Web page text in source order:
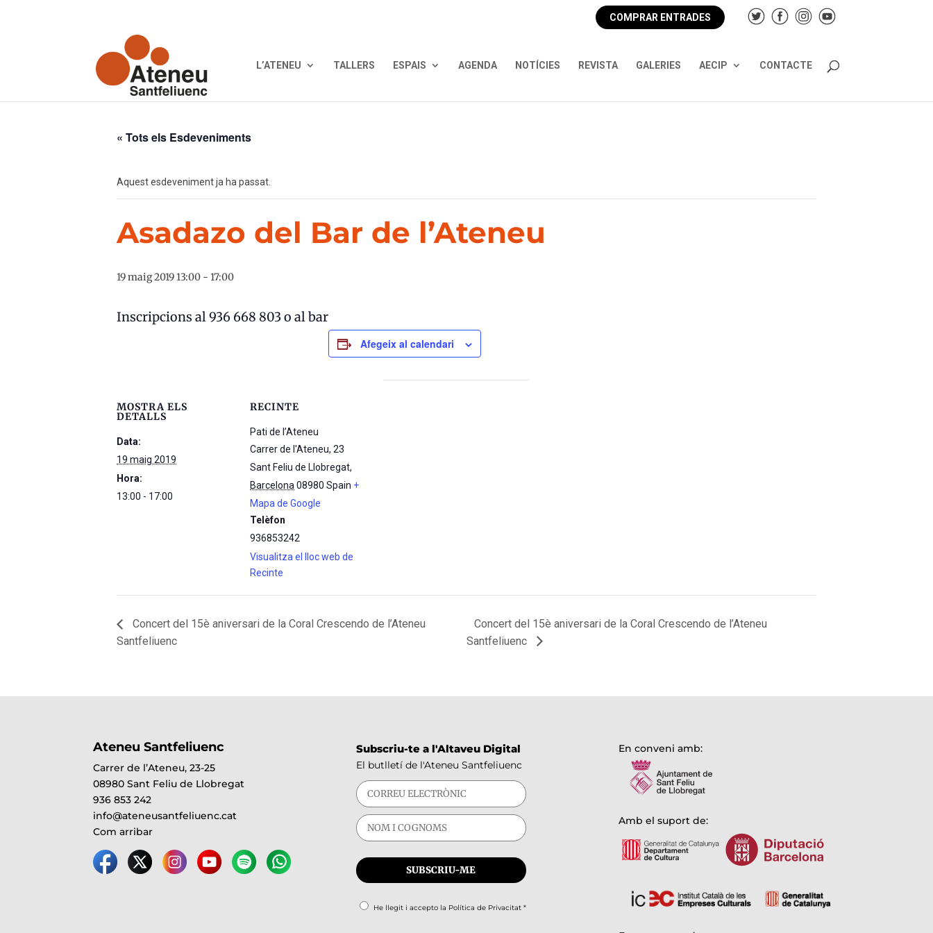
COMPRAR ENTRADES
L’ATENEU TALLERS ESPAIS AGENDA NOTÍCIES REVISTA GALERIES AECIP CONTACTE
« Tots els Esdeveniments
Aquest esdeveniment ja ha passat.
Asadazo del Bar de l’Ateneu
19 maig 2019 13:00 - 17:00
Inscripcions al 936 668 803 o al bar
Afegeix al calendari
MOSTRA ELS
DETALLS
Data:
19 maig 2019
Hora:
13:00 - 17:00
RECINTE
Pati de l’Ateneu
Carrer de l'Ateneu, 23
Sant Feliu de Llobregat,
Barcelona 08980 Spain +
Mapa de Google
Telèfon
936853242
Visualitza el lloc web de
Recinte
Concert del 15è aniversari de la Coral Crescendo de l’Ateneu
Santfeliuenc
Concert del 15è aniversari de la Coral Crescendo de l’Ateneu
Santfeliuenc
Ateneu Santfeliuenc
Carrer de l’Ateneu, 23-25
08980 Sant Feliu de Llobregat
936 853 242
info@ateneusantfeliuenc.cat
Com arribar
Subscriu-te a l'Altaveu Digital
El butlletí de l'Ateneu Santfeliuenc
He llegit i accepto la Política de Privacitat*
En conveni amb:
Amb el suport de: